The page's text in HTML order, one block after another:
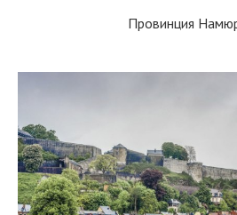
Провинция